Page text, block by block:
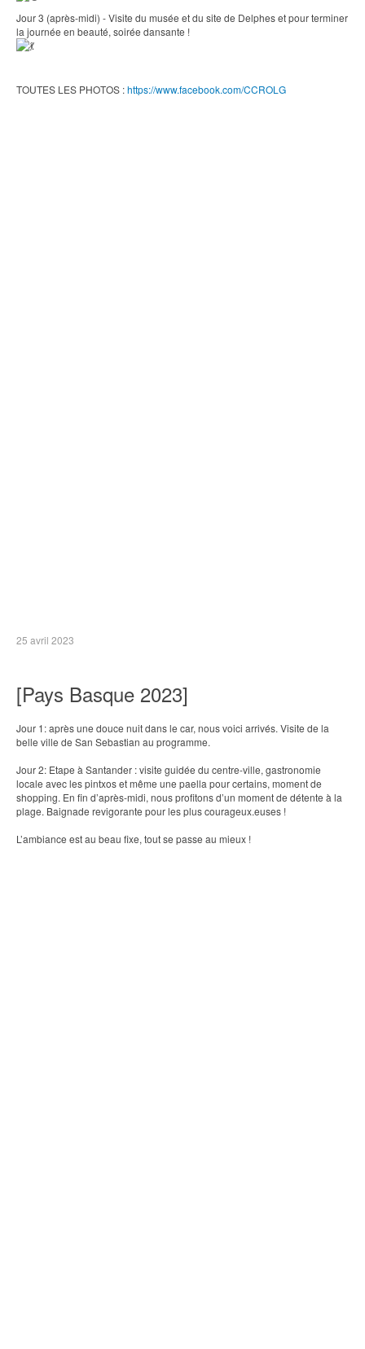
Jour 3 (après-midi) - Visite du musée et du site de Delphes et pour terminer
la journée en beauté, soirée dansante !
TOUTES LES PHOTOS :https://www.facebook.com/CCROLG
25 avril 2023
[Pays Basque 2023]
Jour 1: après une douce nuit dans le car, nous voici arrivés. Visite de la
belle ville de San Sebastian au programme.
Jour 2: Etape à Santander : visite guidée du centre-ville, gastronomie
locale avec les pintxos et même une paella pour certains, moment de
shopping. En fin d’après-midi, nous profitons d’un moment de détente à la
plage. Baignade revigorante pour les plus courageux.euses !
L’ambiance est au beau fixe, tout se passe au mieux !